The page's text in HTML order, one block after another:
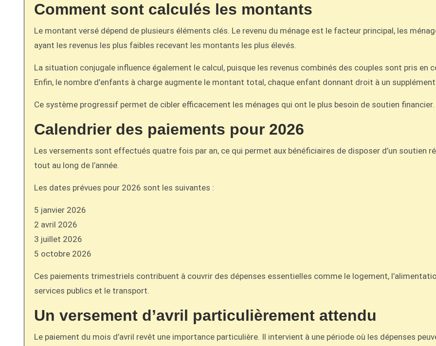
Comment sont calculés les montants
Le montant versé dépend de plusieurs éléments clés. Le revenu du ménage est le facteur principal, les
ayant les revenus les plus faibles recevant les montants les plus élevés.
La situation conjugale influence également le calcul, puisque les revenus combinés des couples sont pris en
Enfin, le nombre d’enfants à charge augmente le montant total, chaque enfant donnant droit à un
Ce système progressif permet de cibler efficacement les ménages qui ont le plus besoin de soutien financier.
Calendrier des paiements pour 2026
Les versements sont effectués quatre fois par an, ce qui permet aux bénéficiaires de disposer d’un soutien
tout au long de l’année.
Les dates prévues pour 2026 sont les suivantes :
5 janvier 2026
2 avril 2026
3 juillet 2026
5 octobre 2026
Ces paiements trimestriels contribuent à couvrir des dépenses essentielles comme le logement,
services publics et le transport.
Un versement d’avril particulièrement attendu
Le paiement du mois d’avril revêt une importance particulière. Il intervient à une période où les dépenses